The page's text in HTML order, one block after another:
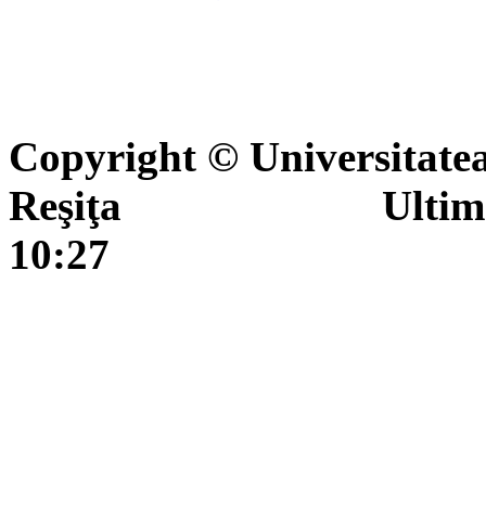
Copyright ©
Reşiţa Ultima
10:27